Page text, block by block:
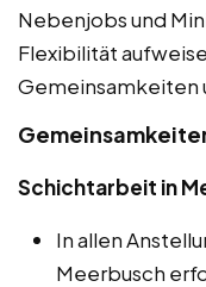
Nebenjobs und
Flexibilität
Gemeinsamkeiten
Schichtarbeit in
In allen
Meerbusch